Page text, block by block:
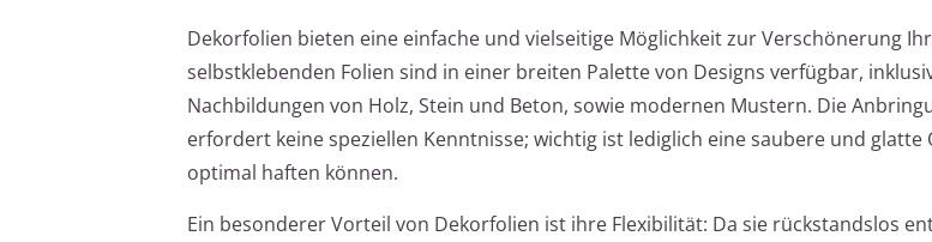
Dekorfolien bieten eine einfache und vielseitige Möglichkeit zur Verschönerung
selbstklebenden Folien sind in einer breiten Palette von Designs verfügbar,
Nachbildungen von Holz, Stein und Beton, sowie modernen Mustern. Die
erfordert keine speziellen Kenntnisse; wichtig ist lediglich eine saubere und glatte
optimal haften können.
Ein besonderer Vorteil von Dekorfolien ist ihre Flexibilität: Da sie rückstandslos